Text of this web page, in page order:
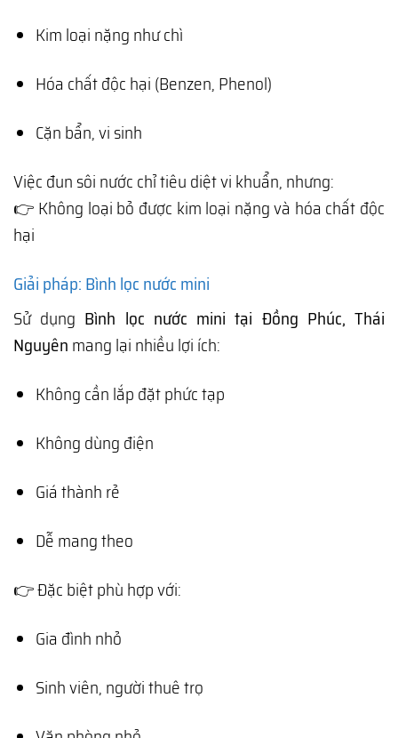
Kim loại nặng như chì
Hóa chất độc hại (Benzen, Phenol)
Cặn bẩn, vi sinh
Việc đun sôi nước chỉ tiêu diệt vi khuẩn, nhưng:
👉 Không loại bỏ được kim loại nặng và hóa chất độc
hại
Giải pháp: Bình lọc nước mini
Sử dụng Bình lọc nước mini tại Đồng Phúc, Thái
Nguyên mang lại nhiều lợi ích:
Không cần lắp đặt phức tạp
Không dùng điện
Giá thành rẻ
Dễ mang theo
👉 Đặc biệt phù hợp với:
Gia đình nhỏ
Sinh viên, người thuê trọ